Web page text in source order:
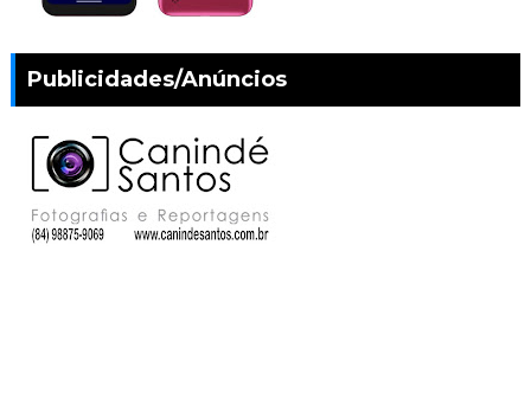
Publicidades/Anúncios